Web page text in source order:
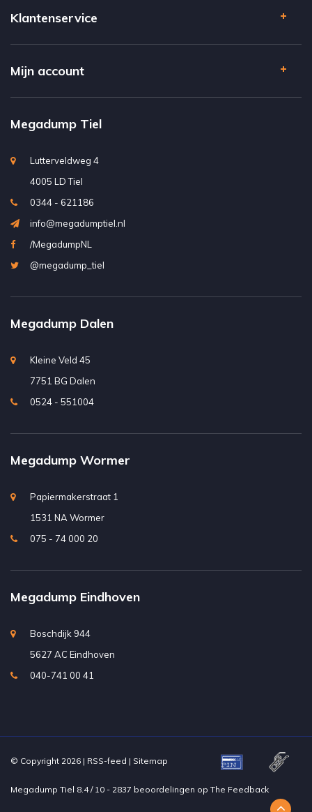
Klantenservice
Mijn account
Megadump Tiel
Lutterveldweg 4
4005 LD Tiel
0344 - 621186
info@megadumptiel.nl
/MegadumpNL
@megadump_tiel
Megadump Dalen
Kleine Veld 45
7751 BG Dalen
0524 - 551004
Megadump Wormer
Papiermakerstraat 1
1531 NA Wormer
075 - 74 000 20
Megadump Eindhoven
Boschdijk 944
5627 AC Eindhoven
040-741 00 41
© Copyright 2026 | RSS-feed | Sitemap
Megadump Tiel 8.4/ 10 - 2837 beoordelingen op The Feedback